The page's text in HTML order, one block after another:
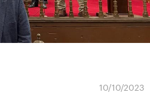
10/10/2023